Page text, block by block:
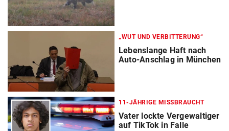
„WUT UND VERBITTERUNG“
Lebenslange Haft nach
Auto-Anschlag in München
11-JÄHRIGE MISSBRAUCHT
Vater lockte Vergewaltiger
auf TikTok in Falle